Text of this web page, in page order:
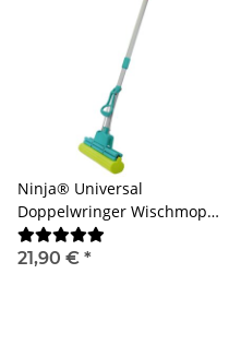
Ninja® Universal
Doppelwringer Wischmop
mit Super Saugschwamm,
28 cm Wischbreite,
21,90 € *